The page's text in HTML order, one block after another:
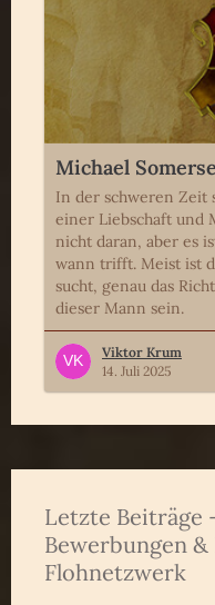
Michael
In der schweren Zeit
einer Liebschaft und
nicht daran, aber es
wann trifft. Meist ist
sucht, genau das
dieser Mann sein.
Viktor Krum
14. Juli 2025
Letzte Beiträge
Bewerbungen
Flohnetzwerk